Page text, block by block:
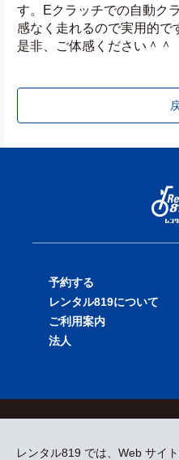
す。Eクラッチでの自動ク
感なく走れるので実用的で
是非、ご体感ください＾＾
レンタル819 では、Web サイ
予約する
バイクを探す
店舗を探す
レンタル819について
料金表
ご利用案内
法人
採用情報